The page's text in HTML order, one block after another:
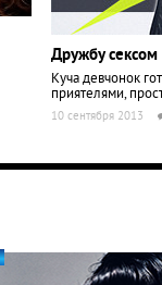
Дружбу
Куча девчонок
приятелями,
10 сентября 2013